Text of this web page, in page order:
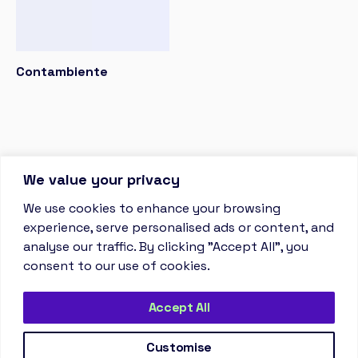
We value your privacy
We use cookies to enhance your browsing
experience, serve personalised ads or content, and
analyse our traffic. By clicking "Accept All", you
consent to our use of cookies.
Customise
Accept All
Contambiente
© 2026 md3 studio
Política de privacidadeLivro de reclamações
InstagramLinkedIn